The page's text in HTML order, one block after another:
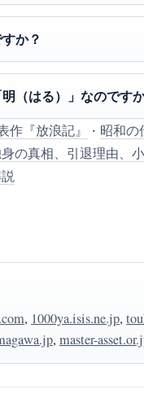
か？
（はる）」なのです
作『放浪記』 · 昭和の
の真相、引退理由、
, 1000ya.isis.ne.jp,
, master-